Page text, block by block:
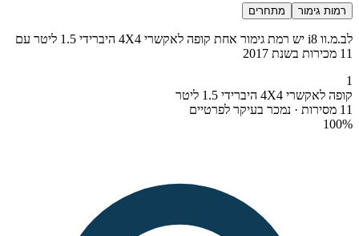
רמות גימור מתחרים
לב.מ.וו i8 יש רמת גימור אחת קופה לאקשרי 4X4 היברידי 1.5 ליטר עם
11 מכירות בשנת 2017
1
קופה לאקשרי 4X4 היברידי 1.5 ליטר
11 מסירות · נמכר בעיקר לפרטיים
100%